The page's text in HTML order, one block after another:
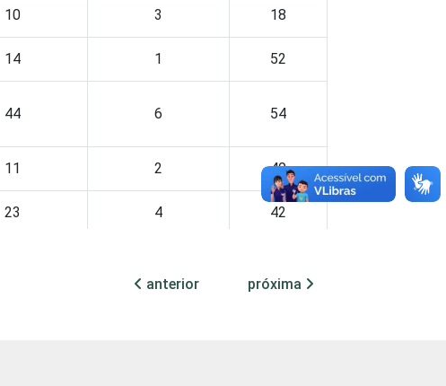
10 3 18
14 1 52
44 6 54
11 2 40
23 4 42
anterior próxima